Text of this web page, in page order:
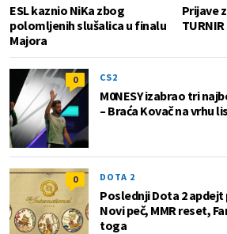
ESL kaznio NiKa zbog
polomljenih slušalica u finalu
Majora
Prijave
0 CS2
M0NESY izabrao tri
– Braća Kovač na vrhu
0 DOTA 2
Poslednji Dota 2
Novi peč, MMR reset,
toga